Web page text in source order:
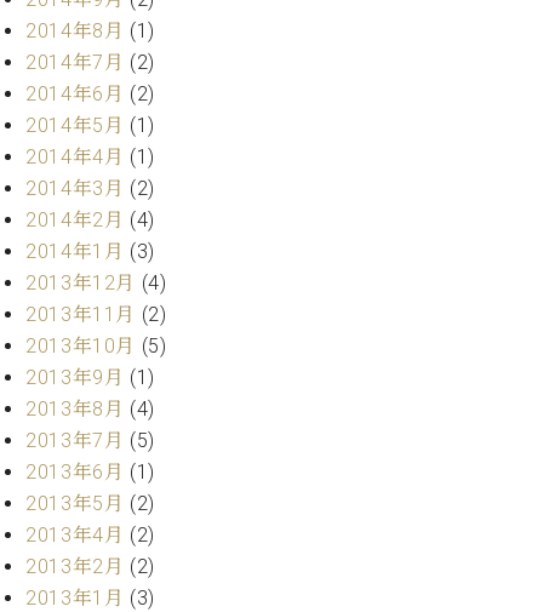
ー
ィ
ス
ト
カ
ス
タ
マ
ー
サ
ー
ビ
ス
(
調
律
ア
タ
ー
サ
2014年8月 (1)
2014年7月 (2)
2014年6月 (2)
2014年5月 (1)
2014年4月 (1)
2014年3月 (2)
2014年2月 (4)
2014年1月 (3)
2013年12月 (4)
2013年11月 (2)
2013年10月 (5)
2013年9月 (1)
2013年8月 (4)
2013年7月 (5)
2013年6月 (1)
2013年5月 (2)
2013年4月 (2)
2013年2月 (2)
2013年1月 (3)